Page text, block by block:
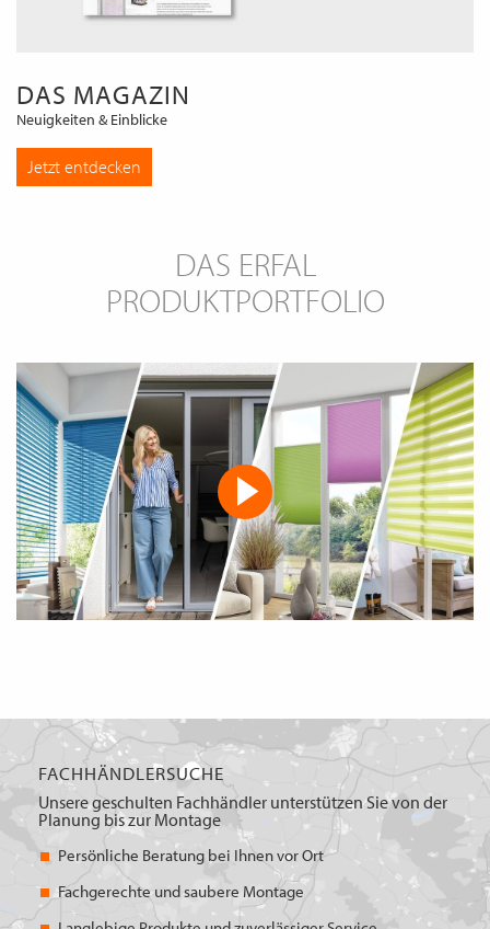
DAS MAGAZIN
Neuigkeiten & Einblicke
Jetzt entdecken
DAS ERFAL
PRODUKTPORTFOLIO
FACHHÄNDLERSUCHE
Unsere geschulten Fachhändler unterstützen Sie von der
Planung bis zur Montage
Persönliche Beratung bei Ihnen vor Ort
Fachgerechte und saubere Montage